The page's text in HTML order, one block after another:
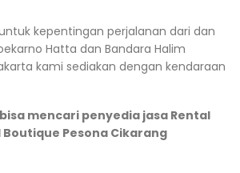
kepentingan perjalanan dari dan
Hatta dan Bandara Halim
kami sediakan dengan kendaraan
mencari penyedia jasa Rental
Pesona Cikarang